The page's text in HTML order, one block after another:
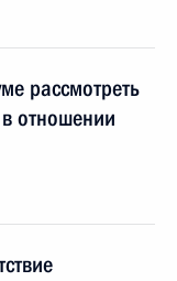
рассмотреть
отношении